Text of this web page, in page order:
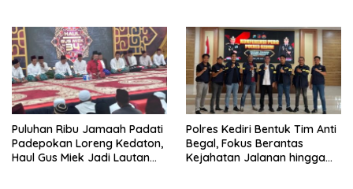
Puluhan Ribu Jamaah Padati
Padepokan Loreng Kedaton,
Haul Gus Miek Jadi Lautan
Polres Kediri Bentuk Tim Anti
Begal, Fokus Berantas
Kejahatan Jalanan hingga